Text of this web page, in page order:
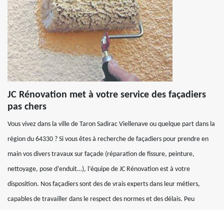
JC Rénovation met à votre service des façadiers
pas chers
Vous vivez dans la ville de Taron Sadirac Viellenave ou quelque part dans la
région du 64330 ? Si vous êtes à recherche de façadiers pour prendre en
main vos divers travaux sur façade (réparation de fissure, peinture,
nettoyage, pose d’enduit…), l’équipe de JC Rénovation est à votre
disposition. Nos façadiers sont des de vrais experts dans leur métiers,
capables de travailler dans le respect des normes et des délais. Peu